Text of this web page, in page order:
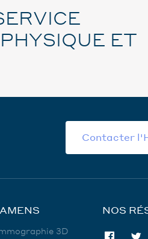
ET
Contacter
3D
NOS